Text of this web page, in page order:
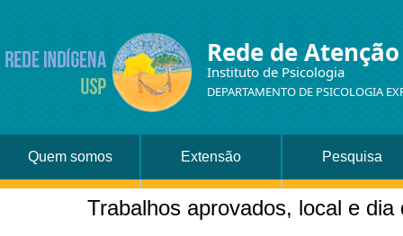
Rede de
Instituto de Psicologia
DEPARTAMENTO DE PSICOLOGIA
Quem somos Extensão Pesquisa
Trabalhos aprovados, local e dia